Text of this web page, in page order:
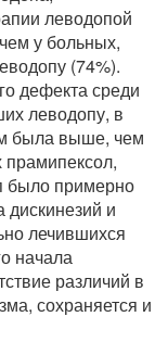
леводопой
у больных,
(74%).
дефекта среди
леводопу, в
была выше, чем
было примерно
дискинезий и
лечившихся
начала
различий в
сохраняется и